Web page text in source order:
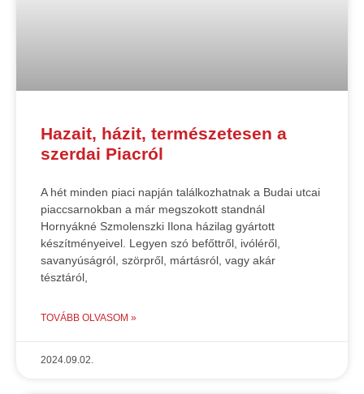
Hazait, házit, természetesen a
szerdai Piacról
A hét minden piaci napján találkozhatnak a Budai utcai
piaccsarnokban a már megszokott standnál
Hornyákné Szmolenszki Ilona házilag gyártott
készítményeivel. Legyen szó befőttről, ivóléről,
savanyúságról, szörpről, mártásról, vagy akár
tésztáról,
TOVÁBB OLVASOM »
2024.09.02.